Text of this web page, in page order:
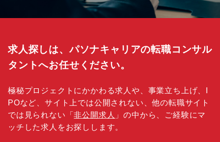
求人探しは、パソナキャリアの転職コンサル
タントへお任せください。
極秘プロジェクトにかかわる求人や、事業立ち上げ、I
POなど、サイト上では公開されない、他の転職サイト
では見られない「非公開求人 」の中から、ご経験にマ
ッチした求人をお探しします。